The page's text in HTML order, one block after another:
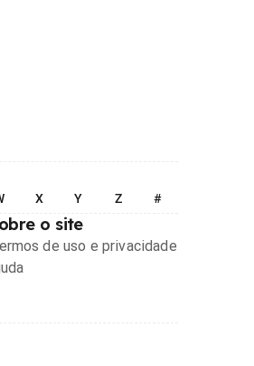
X Y Z #
o site
de uso e privacidade